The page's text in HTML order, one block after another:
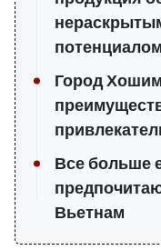
Город
Все больше
Вьетнам